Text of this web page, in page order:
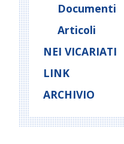
Documenti
Articoli
NEI VICARIATI
LINK
ARCHIVIO